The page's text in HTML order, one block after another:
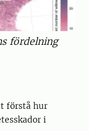
fördelning
förstå hur
i